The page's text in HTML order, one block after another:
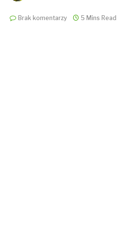
Brak komentarzy 5 Mins Read